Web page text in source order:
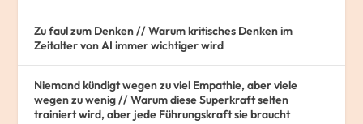
Zu faul zum Denken // Warum kritisches Denken im
Zeitalter von AI immer wichtiger wird
Niemand kündigt wegen zu viel Empathie, aber viele
wegen zu wenig // Warum diese Superkraft selten
trainiert wird, aber jede Führungskraft sie braucht